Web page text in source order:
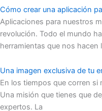
Cómo crear una aplicación
Aplicaciones para nuestros
revolución. Todo el mundo
herramientas que nos hacen
Una imagen exclusiva de tu
En los tiempos que corren
Una misión que tienes que
expertos. La